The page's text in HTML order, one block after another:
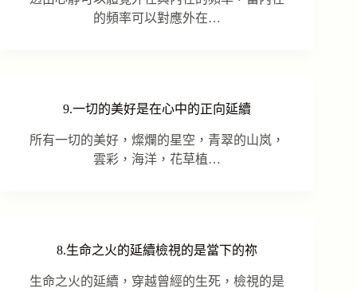
的頻率可以對應外在…
9.一切的美好是在心中的正向延續
所有一切的美好，燦爛的星空，青翠的山岚，
雲彩，海洋，花草植…
8.生命之火的延續檢視的是當下的祢
生命之火的延續，穿越曾經的生死，檢視的是